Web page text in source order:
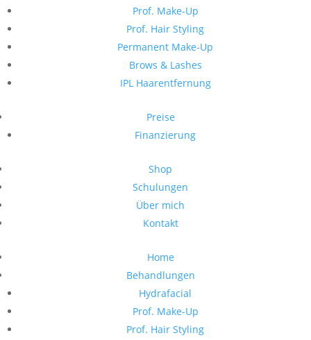
Prof. Make-Up
Prof. Hair Styling
Permanent Make-Up
Brows & Lashes
IPL Haarentfernung
Preise
Finanzierung
Shop
Schulungen
Über mich
Kontakt
Home
Behandlungen
Hydrafacial
Prof. Make-Up
Prof. Hair Styling